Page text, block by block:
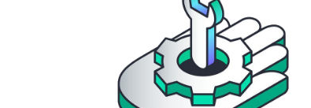
您的购物车目前是空的
前往 HPE 商店浏览、配置和订购。
立即购买